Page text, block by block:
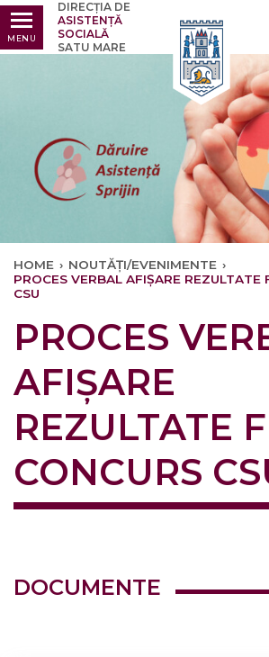
MENU
DIRECȚIA DE
ASISTENȚĂ
SOCIALĂ
SATU MARE
Ultimele
HOME › NOUTĂȚI/EVENIMENTE ›
PROCES VERBAL AFIȘARE REZULTATE
CSU
PROCES
AFIȘARE
REZULTATE
CONCURS
DOCUMENTE